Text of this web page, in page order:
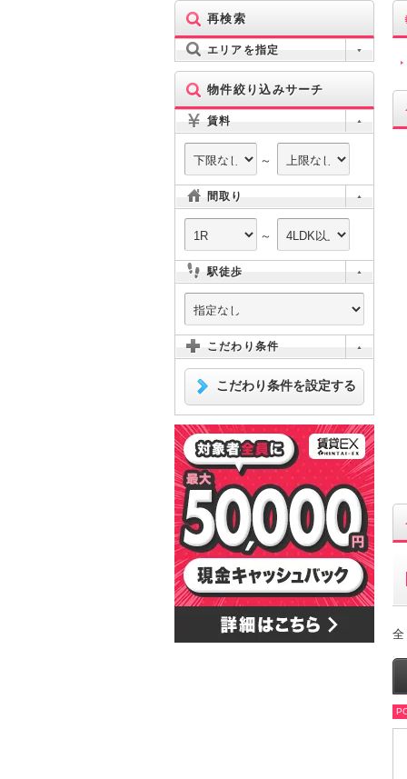
再検索
エリアを指定
物件絞り込みサーチ
賃料
～
間取り
～
駅徒歩
こだわり条件
こだわり条件を設定する
全